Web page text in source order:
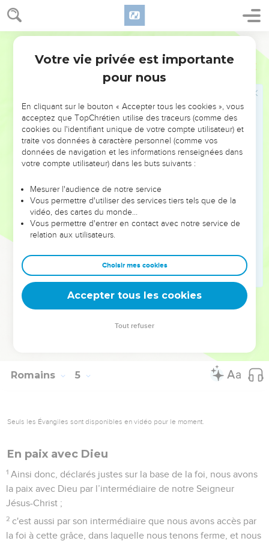
Romains 4
17 Je t'ai établi père d'un grand nombre de nations. Il est
notre père devant le Dieu en qui il a cru, le Dieu qui donne la
Espérant contre toute espérance, Abraham a cru et est
ainsi devenu le père d'un grand nombre de nations,
descendance.
Sans faiblir dans la foi, il n’a pas considéré que son corps
était déjà usé, puisqu'il avait près de 100 ans, ni que Sara
n'était plus en état d'avoir des enfants.
mais il a été fortifié par la foi et il a rendu gloire à Dieu,
car il avait la pleine conviction que ce que Dieu promet, il
peut aussi l'accomplir.
C'est pourquoi cela lui a été compté comme justice.
Or ce n'est pas pour lui seulement qu'il est écrit que la foi
a été portée à son compte,
mais c'est aussi pour nous. Elle sera portée à notre
compte, puisque nous croyons en celui qui a ressuscité
Romains 5
Seuls les Évangiles sont disponibles en vidéo pour le moment.
En paix avec Dieu
1 Ainsi donc, déclarés justes sur la base de la foi, nous avons
la paix avec Dieu par l’intermédiaire de notre Seigneur
Jésus-Christ ;
2 c'est aussi par son intermédiaire que nous avons accès par
la foi à cette grâce, dans laquelle nous tenons ferme, et nous
Votre vie privée est importante
pour nous
En cliquant sur le bouton « Accepter tous les cookies », vous
acceptez que TopChrétien utilise des traceurs (comme des
cookies ou l'identifiant unique de votre compte utilisateur) et
traite vos données à caractère personnel (comme vos
données de navigation et les informations renseignées dans
votre compte utilisateur) dans les buts suivants :
Mesurer l'audience de notre service
Vous permettre d'utiliser des services tiers tels que de la
vidéo, des cartes du monde…
Vous permettre d'entrer en contact avec notre service de
relation aux utilisateurs.
Choisir mes cookies
Accepter tous les cookies
Tout refuser